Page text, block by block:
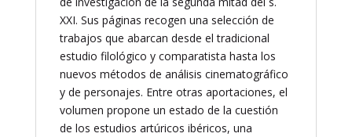
XXI. Sus páginas recogen una selección de
trabajos que abarcan desde el tradicional
estudio filológico y comparatista hasta los
nuevos métodos de análisis cinematográfico
y de personajes. Entre otras aportaciones, el
volumen propone un estado de la cuestión
de los estudios artúricos ibéricos, una